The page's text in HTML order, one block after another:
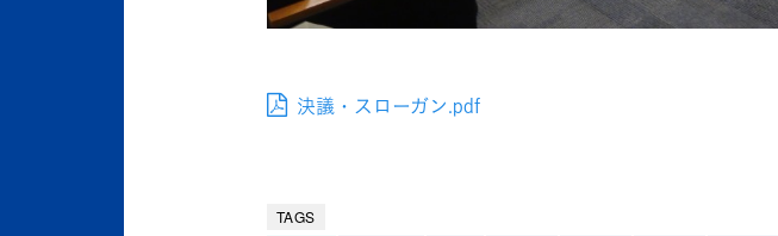
決議・スローガン.pdf
TAGS